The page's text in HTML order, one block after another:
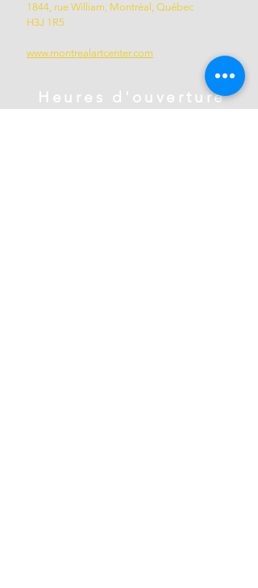
1844, rue William, Montréal, Québec
H3J 1R5
www.montrealartcenter.com
Heures d'ouverture